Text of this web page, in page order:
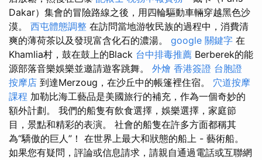
Dakar）集會的冒險路線之後，用四輪驅動車輛穿越黑色沙
漠。 西屯體態調整 在訪問當地游牧民族的過程中，消費清
爽的薄荷茶以及發現富含化石的濃湯。 google 關鍵字 在
Khamlia村，鼓在鼓上的Black 台中排毒推薦 Berberek的能
源部落音樂娛樂並邀請遊客跳舞。 外燴 香港簽證 台胞證
按摩店 到達Merzoug，在沙丘中的帳篷裡住宿。 穴道按摩
課程 加勒比海工藝品是美國旅行的補充，作為一個奇妙的
額外計劃。 我們的船隻有飲食選擇，娛樂選擇，家庭節
目，景點和精彩的表演。 社會的船隻在許多方面都稱其
為“驕傲的巨人”！ 在世界上最大和狀態的船上 - 藝術船。
如果您有疑問，評論或信息請求，請親自通過電話或互聯網